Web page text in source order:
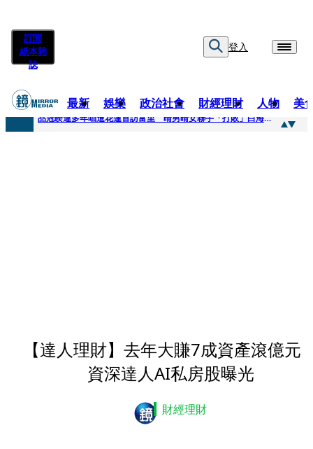
訂閱
紙本雜
誌
登入
最新 娛樂 政治社會 財經理財 人物 美
快訊
品冠睽違多年唱進花蓮首訪富里 晴男晴女聯手「打敗」白海豚颱風
【達人理財】去年大賺7成資產滾億
資深達人AI私房股曝光
財經理財